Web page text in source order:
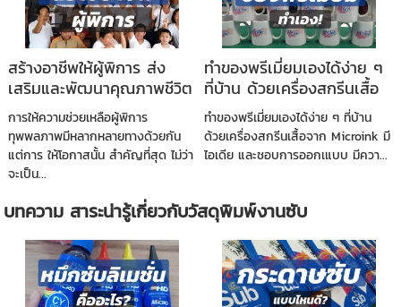
สร้างอาชีพให้ผู้พิการ ส่ง
เสริมและพัฒนาคุณภาพชีวิต
การให้ความช่วยเหลือผู้พิการ
ทุพพลภาพมีหลากหลายทางด้วยกัน
แต่การ ให้โอกาสนั้น สำคัญที่สุด ไม่ว่า
จะเป็น...
ทำของพรีเมี่ยมเองได้ง่าย ๆ
ที่บ้าน ด้วยเครื่องสกรีนเสื้อ
จาก Microink
ทำของพรีเมี่ยมเองได้ง่าย ๆ ที่บ้าน
ด้วยเครื่องสกรีนเสื้อจาก Microink มี
ไอเดีย และชอบการออกเแบบ มีควา...
บทความ สาระน่ารู้เกี่ยวกับวัสดุพิมพ์งานซับ